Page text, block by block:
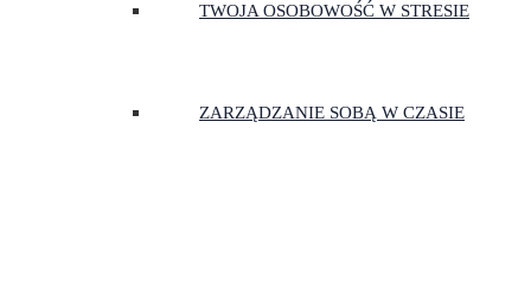
TWOJA OSOBOWOŚĆ W STRESIE
ZARZĄDZANIE SOBĄ W CZASIE